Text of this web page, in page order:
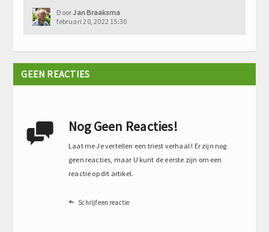
DoorJan Braaksma
februari 20, 2022 15:30
GEEN REACTIES
 Nog Geen Reacties!
Laat me Je vertellen een triest verhaal ! Er zijn nog
geen reacties, maar U kunt de eerste zijn om een
reactie op dit artikel.
 Schrijf een reactie